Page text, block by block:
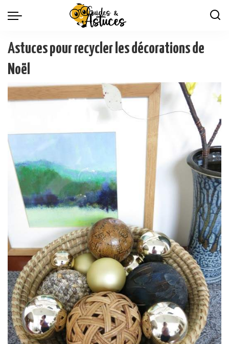
Astuces pour recycler les décorations de
Noël